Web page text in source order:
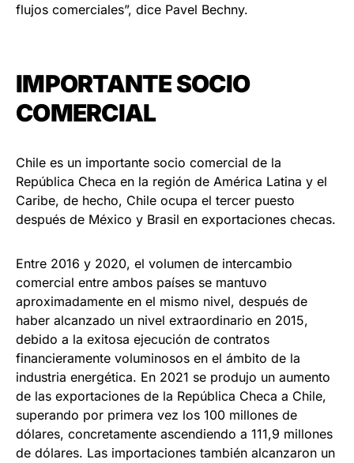
flujos comerciales”, dice Pavel Bechny.
IMPORTANTE SOCIO
COMERCIAL
Chile es un importante socio comercial de la
República Checa en la región de América Latina y el
Caribe, de hecho, Chile ocupa el tercer puesto
después de México y Brasil en exportaciones checas.
Entre 2016 y 2020, el volumen de intercambio
comercial entre ambos países se mantuvo
aproximadamente en el mismo nivel, después de
haber alcanzado un nivel extraordinario en 2015,
debido a la exitosa ejecución de contratos
financieramente voluminosos en el ámbito de la
industria energética. En 2021 se produjo un aumento
de las exportaciones de la República Checa a Chile,
superando por primera vez los 100 millones de
dólares, concretamente ascendiendo a 111,9 millones
de dólares. Las importaciones también alcanzaron un